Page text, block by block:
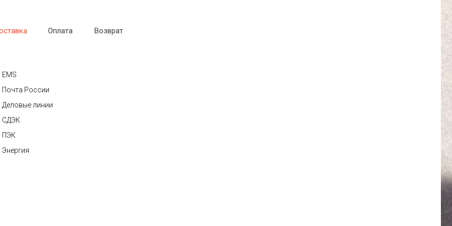
Оплата Возврат
EMS
Почта России
Деловые линии
СДЭК
ПЭК
Энергия